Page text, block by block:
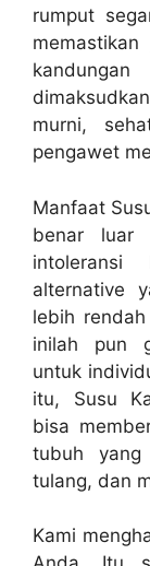
rumput
murni,
pengawet
Manfaat
benar luar
alternative
lebih
inilah pun
untuk
itu, Susu
bisa
tubuh yang
tulang, dan
Kami